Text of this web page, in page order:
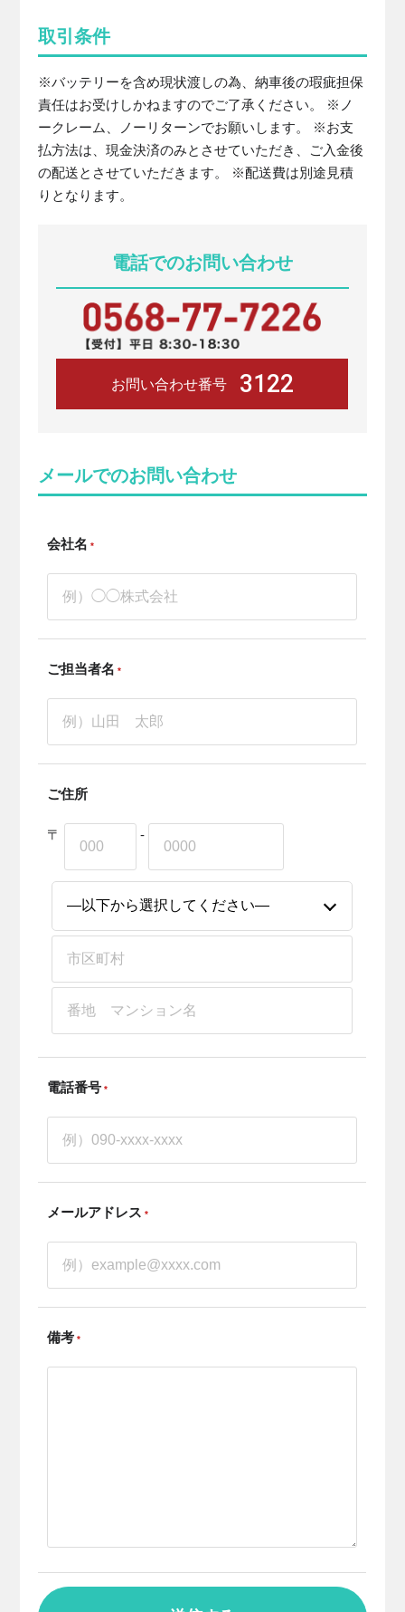
取引条件
※バッテリーを含め現状渡しの為、納車後の瑕疵担保
責任はお受けしかねますのでご了承ください。 ※ノ
ークレーム、ノーリターンでお願いします。 ※お支
払方法は、現金決済のみとさせていただき、ご入金後
の配送とさせていただきます。 ※配送費は別途見積
りとなります。
電話でのお問い合わせ
お問い合わせ番号 3122
メールでのお問い合わせ
会社名 *
ご担当者名 *
ご住所
〒 -
電話番号 *
メールアドレス *
備考 *